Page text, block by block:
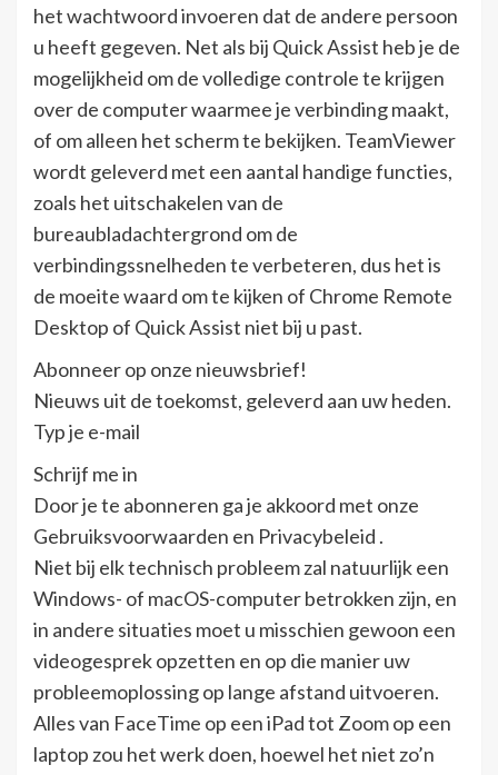
het wachtwoord invoeren dat de andere persoon
u heeft gegeven. Net als bij Quick Assist heb je de
mogelijkheid om de volledige controle te krijgen
over de computer waarmee je verbinding maakt,
of om alleen het scherm te bekijken. TeamViewer
wordt geleverd met een aantal handige functies,
zoals het uitschakelen van de
bureaubladachtergrond om de
verbindingssnelheden te verbeteren, dus het is
de moeite waard om te kijken of Chrome Remote
Desktop of Quick Assist niet bij u past.
Abonneer op onze nieuwsbrief!
Nieuws uit de toekomst, geleverd aan uw heden.
Typ je e-mail
Schrijf me in
Door je te abonneren ga je akkoord met onze
Gebruiksvoorwaarden en Privacybeleid .
Niet bij elk technisch probleem zal natuurlijk een
Windows- of macOS-computer betrokken zijn, en
in andere situaties moet u misschien gewoon een
videogesprek opzetten en op die manier uw
probleemoplossing op lange afstand uitvoeren.
Alles van FaceTime op een iPad tot Zoom op een
laptop zou het werk doen, hoewel het niet zo’n